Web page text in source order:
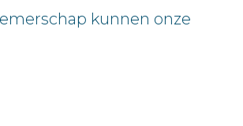
kunnen onze